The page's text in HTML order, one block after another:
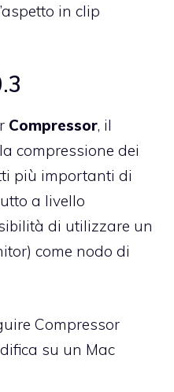
in clip
Compressor, il
compressione dei
più importanti di
a livello
di utilizzare un
come nodo di
Compressor
su un Mac